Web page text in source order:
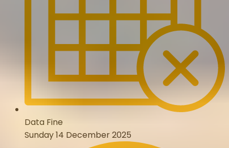
Data Fine
Sunday 14 December 2025